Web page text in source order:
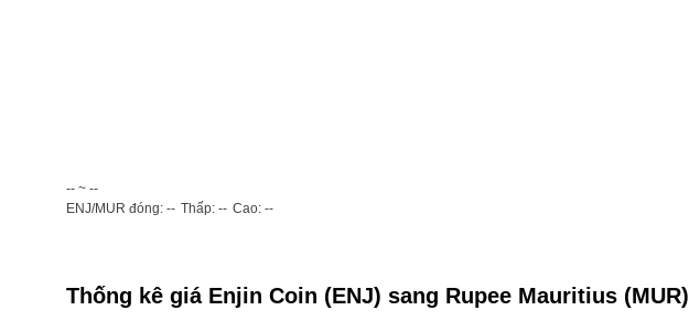
-- ~ --
ENJ/MUR đóng: -- Thấp: -- Cao: --
Thống kê giá Enjin Coin (ENJ) sang Rupee Mauritius (MUR)